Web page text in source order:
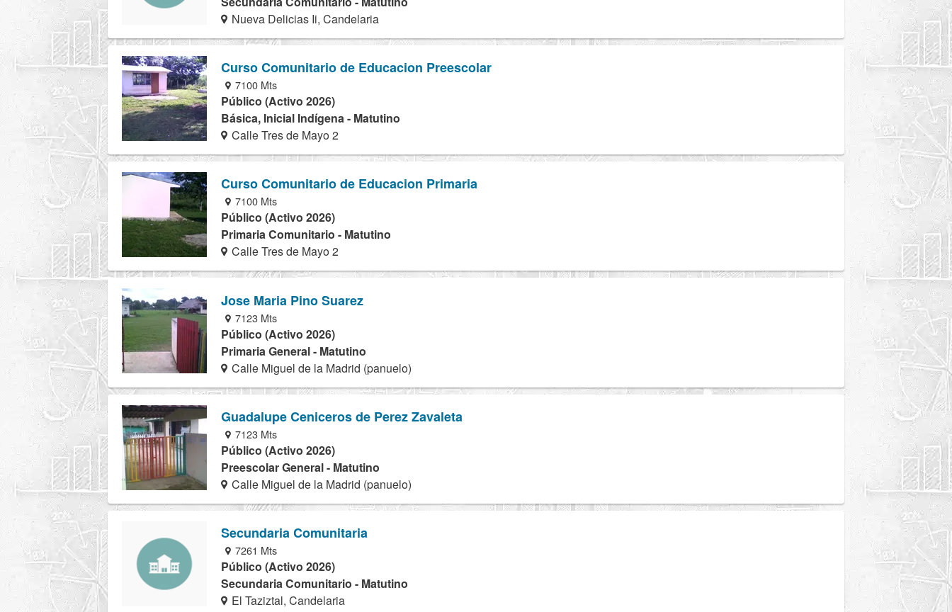
Nueva Delicias Ii, Candelaria
Curso Comunitario de Educacion Preescolar
7100 Mts
Público (Activo 2026)
Básica, Inicial Indígena - Matutino
Calle Tres de Mayo 2
Curso Comunitario de Educacion Primaria
7100 Mts
Público (Activo 2026)
Primaria Comunitario - Matutino
Calle Tres de Mayo 2
Jose Maria Pino Suarez
7123 Mts
Público (Activo 2026)
Primaria General - Matutino
Calle Miguel de la Madrid (panuelo)
Guadalupe Ceniceros de Perez Zavaleta
7123 Mts
Público (Activo 2026)
Preescolar General - Matutino
Calle Miguel de la Madrid (panuelo)
Secundaria Comunitaria
7261 Mts
Público (Activo 2026)
Secundaria Comunitario - Matutino
El Taziztal, Candelaria